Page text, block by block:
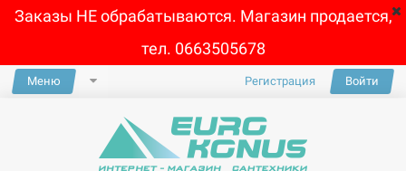
Заказы НЕ обрабатываются. Магазин продается,
тел. 0663505678
Меню Регистрация Войти